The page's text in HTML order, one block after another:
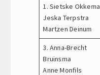
1. Sietske Okkema
Jeska Terpstra
Martzen Deinum
3. Anna-Brecht
Bruinsma
Anne Monfils